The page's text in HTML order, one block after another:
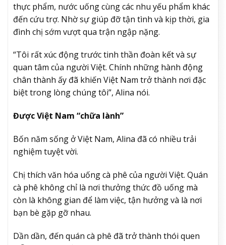
thực phẩm, nước uống cùng các nhu yếu phẩm khác
đến cứu trợ. Nhờ sự giúp đỡ tận tình và kịp thời, gia
đình chị sớm vượt qua trận ngập nặng.
“Tôi rất xúc động trước tinh thần đoàn kết và sự
quan tâm của người Việt. Chính những hành động
chân thành ấy đã khiến Việt Nam trở thành nơi đặc
biệt trong lòng chúng tôi”, Alina nói.
Được Việt Nam “chữa lành”
Bốn năm sống ở Việt Nam, Alina đã có nhiều trải
nghiệm tuyệt vời.
Chị thích văn hóa uống cà phê của người Việt. Quán
cà phê không chỉ là nơi thưởng thức đồ uống mà
còn là không gian để làm việc, tận hưởng và là nơi
bạn bè gặp gỡ nhau.
Dần dần, đến quán cà phê đã trở thành thói quen